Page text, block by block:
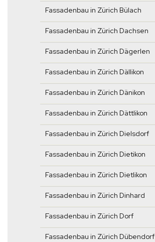
Fassadenbau in Zürich Bülach
Fassadenbau in Zürich Dachsen
Fassadenbau in Zürich Dägerlen
Fassadenbau in Zürich Dällikon
Fassadenbau in Zürich Dänikon
Fassadenbau in Zürich Dättlikon
Fassadenbau in Zürich Dielsdorf
Fassadenbau in Zürich Dietikon
Fassadenbau in Zürich Dietlikon
Fassadenbau in Zürich Dinhard
Fassadenbau in Zürich Dorf
Fassadenbau in Zürich Dübendorf